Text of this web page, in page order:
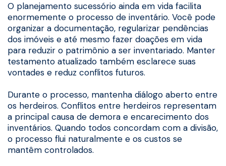
O planejamento sucessório ainda em vida facilita
enormemente o processo de inventário. Você pode
organizar a documentação, regularizar pendências
dos imóveis e até mesmo fazer doações em vida
para reduzir o patrimônio a ser inventariado. Manter
testamento atualizado também esclarece suas
vontades e reduz conflitos futuros.
Durante o processo, mantenha diálogo aberto entre
os herdeiros. Conflitos entre herdeiros representam
a principal causa de demora e encarecimento dos
inventários. Quando todos concordam com a divisão,
o processo flui naturalmente e os custos se
mantêm controlados.